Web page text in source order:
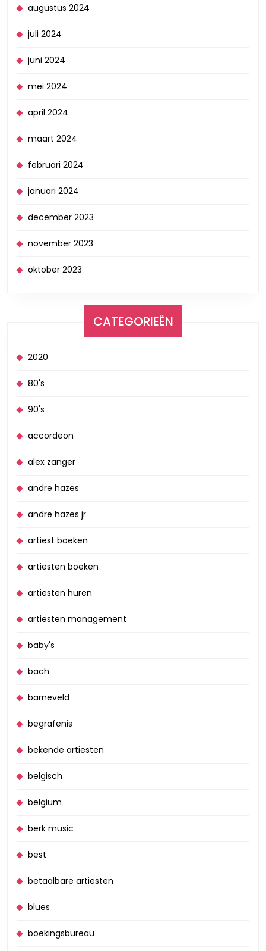
augustus 2024
juli 2024
juni 2024
mei 2024
april 2024
maart 2024
februari 2024
januari 2024
december 2023
november 2023
oktober 2023
CATEGORIEËN
2020
80's
90's
accordeon
alex zanger
andre hazes
andre hazes jr
artiest boeken
artiesten boeken
artiesten huren
artiesten management
baby's
bach
barneveld
begrafenis
bekende artiesten
belgisch
belgium
berk music
best
betaalbare artiesten
blues
boekingsbureau